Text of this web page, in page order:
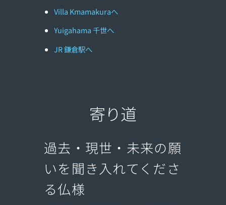
Villa Kmamakuraへ
Yuigahama 千世へ
JR 鎌倉駅へ
寄り道
過去・現世・未来の願
いを聞き入れてくださ
る仏様